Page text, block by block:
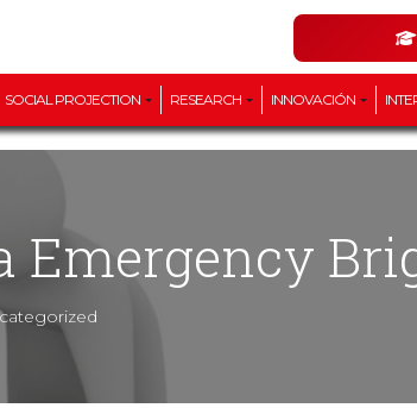
SOCIAL PROJECTION RESEARCH INNOVACIÓN
Emergency